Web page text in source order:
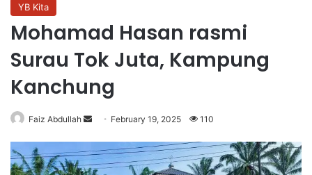
YB Kita
Mohamad Hasan rasmi
Surau Tok Juta, Kampung
Kanchung
Faiz Abdullah
n
d
February 19, 2025 110